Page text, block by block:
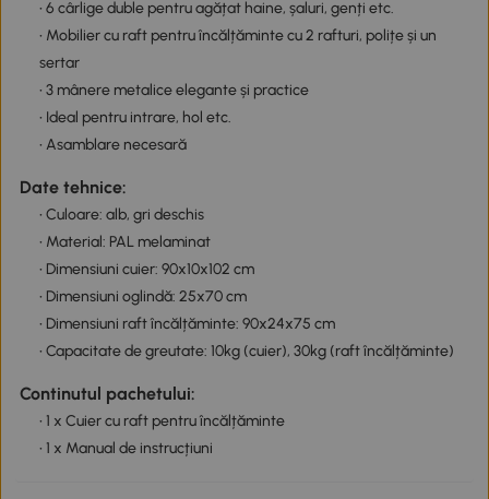
• 6 cârlige duble pentru agățat haine, șaluri, genți etc.
• Mobilier cu raft pentru încălțăminte cu 2 rafturi, polițe și un
sertar
• 3 mânere metalice elegante și practice
• Ideal pentru intrare, hol etc.
• Asamblare necesară
Date tehnice:
• Culoare: alb, gri deschis
• Material: PAL melaminat
• Dimensiuni cuier: 90x10x102 cm
• Dimensiuni oglindă: 25x70 cm
• Dimensiuni raft încălțăminte: 90x24x75 cm
• Capacitate de greutate: 10kg (cuier), 30kg (raft încălțăminte)
Continutul pachetului:
• 1 x Cuier cu raft pentru încălțăminte
• 1 x Manual de instrucțiuni